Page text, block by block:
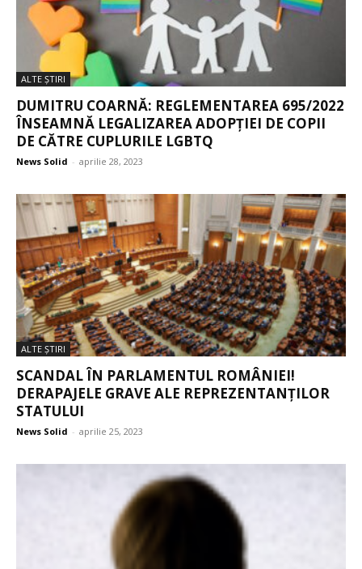
ALTE ŞTIRI
DUMITRU COARNĂ: REGLEMENTAREA 695/2022
ÎNSEAMNĂ LEGALIZAREA ADOPȚIEI DE COPII
DE CĂTRE CUPLURILE LGBTQ
News Solid - aprilie 28, 2023
ALTE ŞTIRI
SCANDAL ÎN PARLAMENTUL ROMÂNIEI!
DERAPAJELE GRAVE ALE REPREZENTANȚILOR
STATULUI
News Solid - aprilie 25, 2023